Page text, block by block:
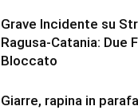
Grave Incidente su
Ragusa-Catania: Due
Bloccato
Giarre, rapina in